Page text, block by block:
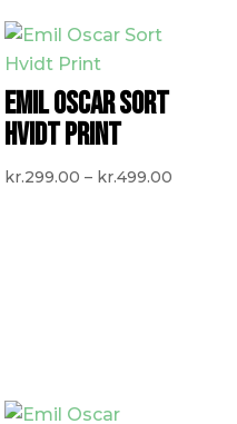
EMIL OSCAR SORT
HVIDT PRINT
kr.299.00 – kr.499.00